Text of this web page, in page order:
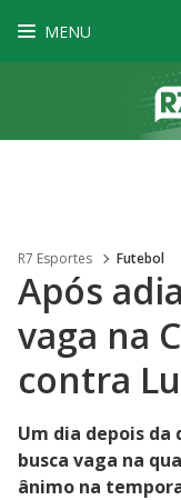
MENU
R7 Esportes Futebol
Após
vaga na
contra
Um dia depois
busca vaga na
ânimo na